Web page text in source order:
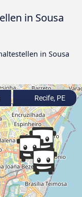
in Sousa
in Sousa
Recife, PE